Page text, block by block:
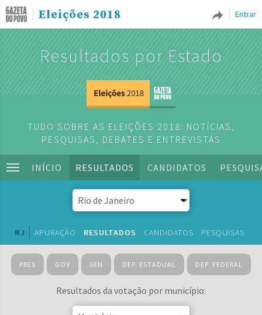
Entrar
Eleições 2018
Resultados por Estado
TUDO SOBRE AS ELEIÇÕES 2018: NOTÍCIAS,
PESQUISAS, DEBATES E ENTREVISTAS
INÍCIO RESULTADOS CANDIDATOS
RJ APURAÇÃO RESULTADOS CANDIDATOS PESQUISAS
PRES GOV SEN DEP. ESTADUAL DEP. FEDERAL
Resultados da votação por município: